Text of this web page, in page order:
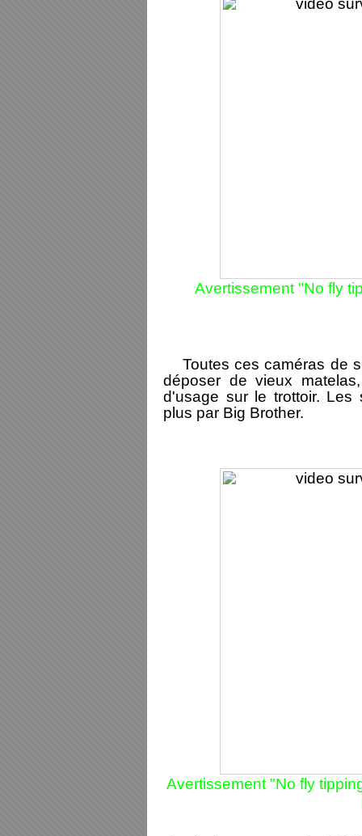
Avertissement "No fly
Toutes ces caméras de
déposer de vieux
d'usage sur le trottoir. Les
plus par Big Brother.
Avertissement "No fly